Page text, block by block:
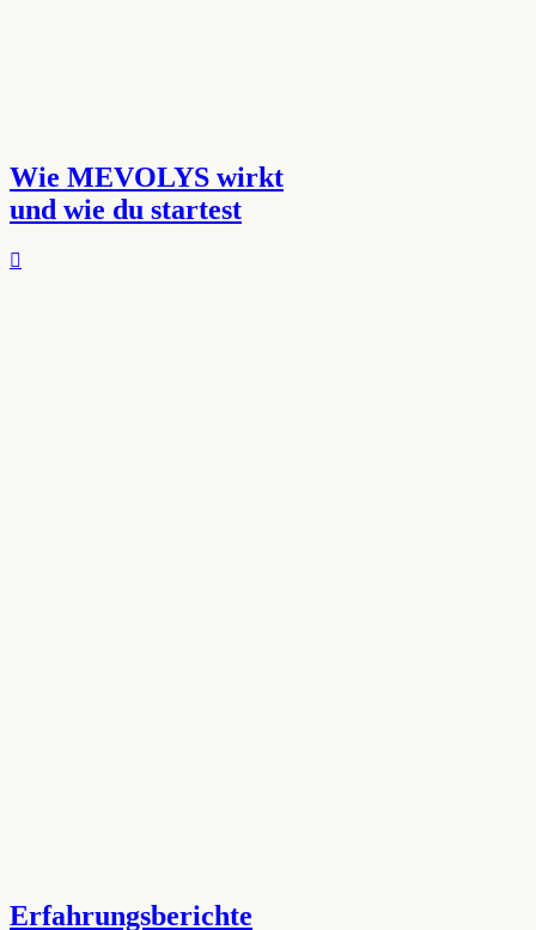
Wie MEVOLYS wirkt
und wie du startest
Erfahrungsberichte